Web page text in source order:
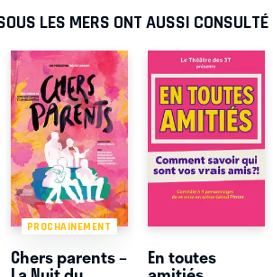
LES MERS ONT AUSSI CONSULTÉ
PROCHAINEMENT
Chers parents – En toutes